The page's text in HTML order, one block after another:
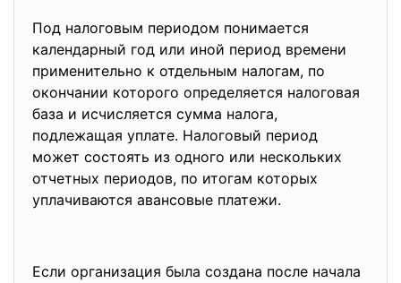
Под налоговым периодом понимается
календарный год или иной период времени
применительно к отдельным налогам, по
окончании которого определяется налоговая
база и исчисляется сумма налога,
подлежащая уплате. Налоговый период
может состоять из одного или нескольких
отчетных периодов, по итогам которых
уплачиваются авансовые платежи.
Если организация была создана после начала